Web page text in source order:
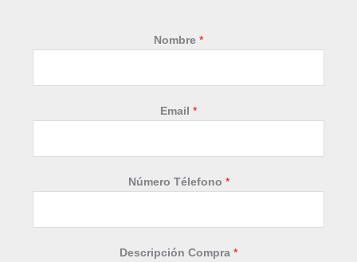
Nombre *
Email *
Número Télefono *
Descripción Compra *